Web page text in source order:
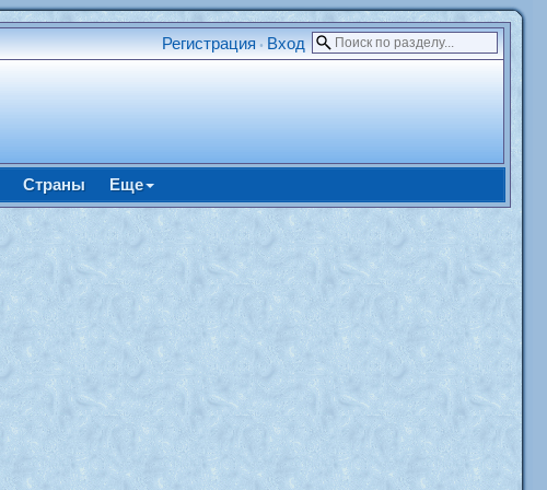
Регистрация • Вход
Страны Еще